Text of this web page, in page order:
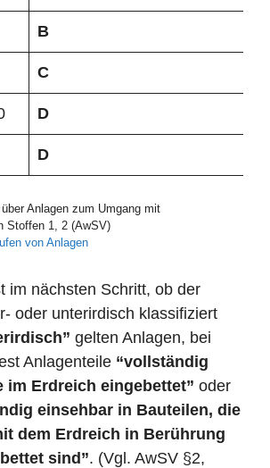
B
C
D
D
Anlagen zum Umgang mit
Stoffen 1, 2 (AwSV)
von Anlagen
im nächsten Schritt, ob der
oder unterirdisch klassifiziert
gelten Anlagen, bei
Anlagenteile “vollständig
im Erdreich eingebettet” oder
einsehbar in Bauteilen, die
dem Erdreich in Berührung
sind”. (Vgl. AwSV §2,